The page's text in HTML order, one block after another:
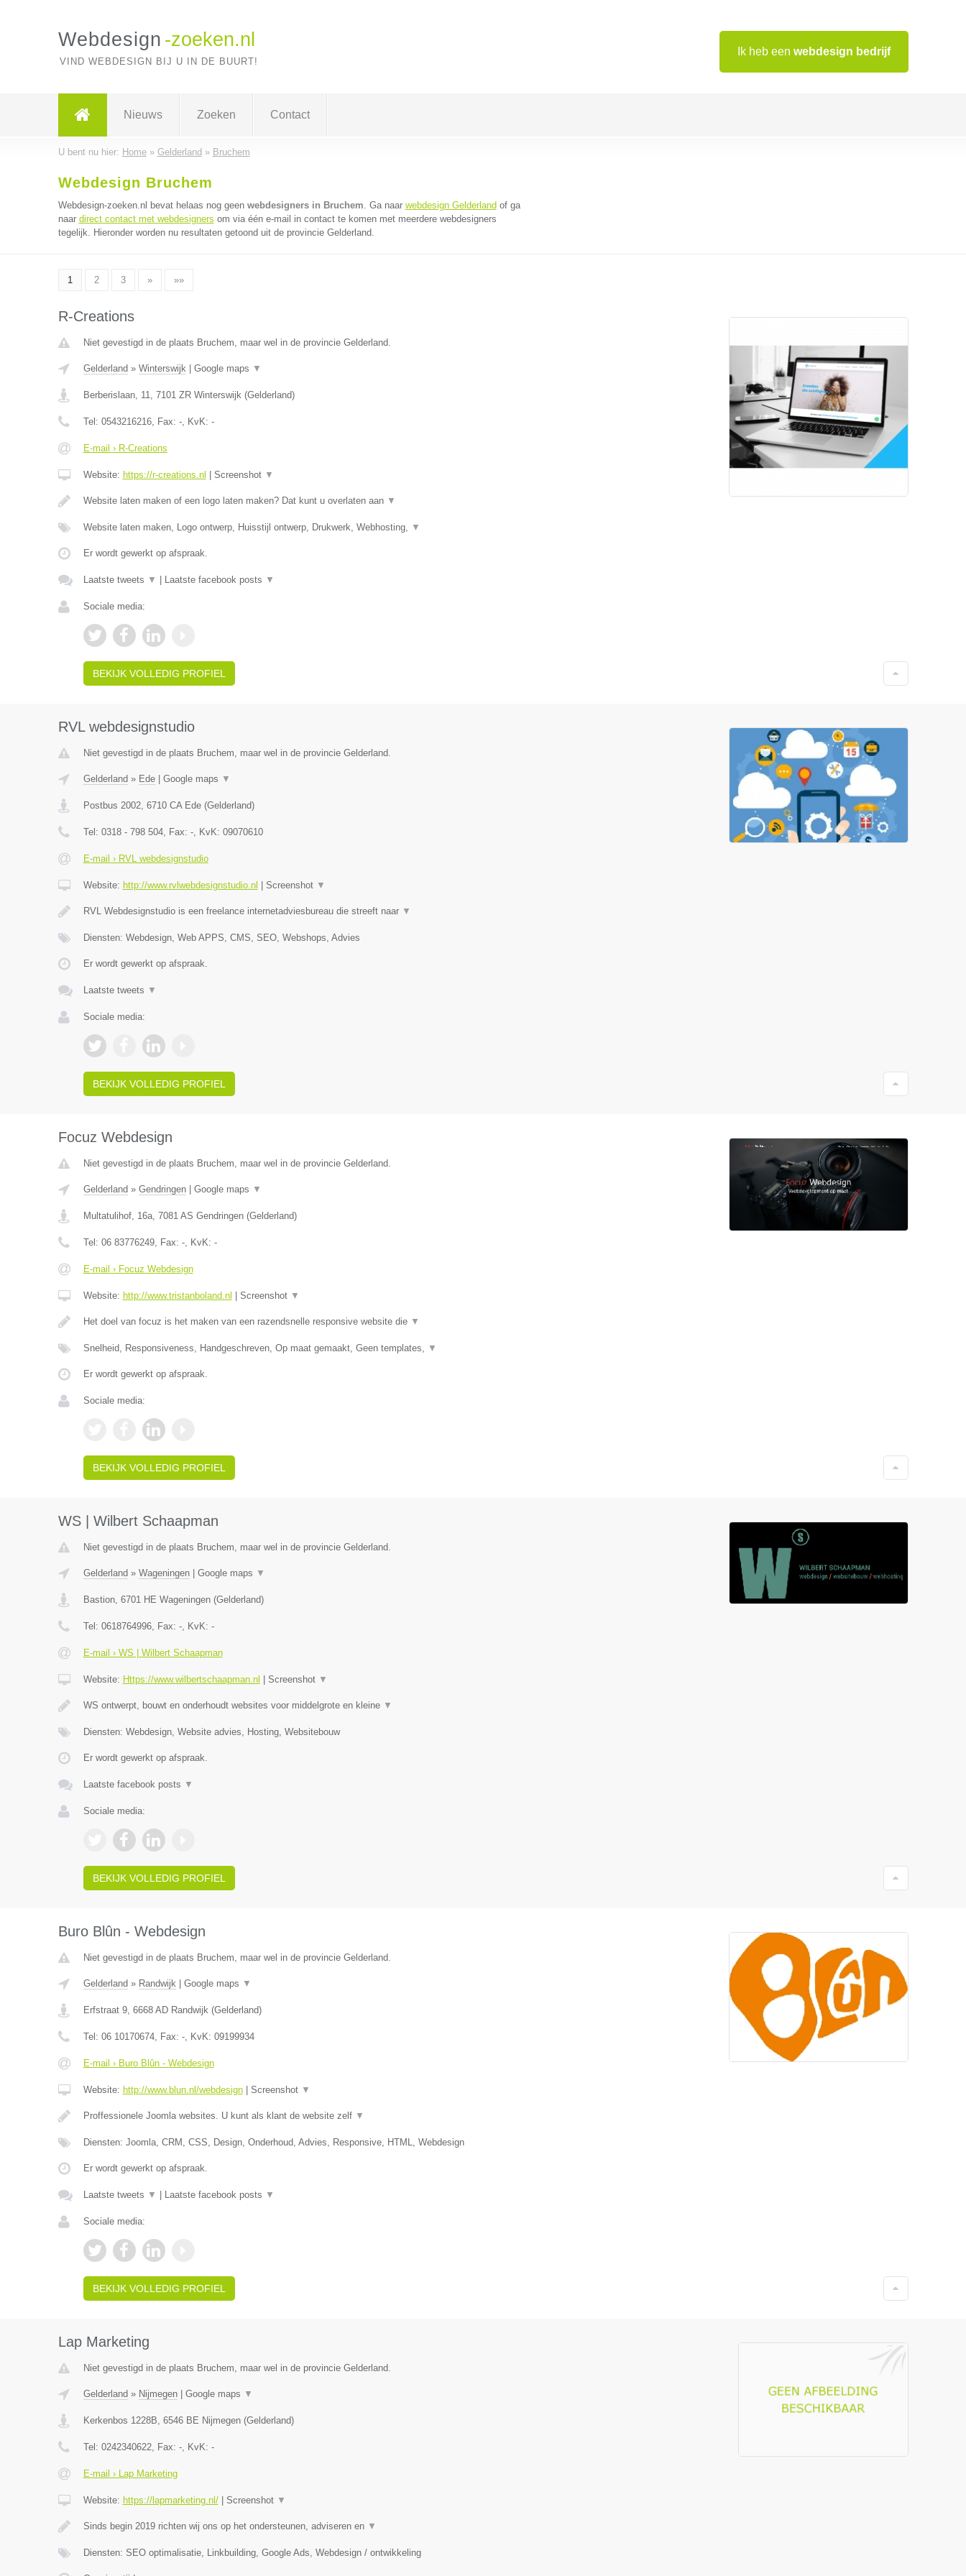
Ik heb een webdesign bedrijf
Webdesign -zoeken.nl
VIND WEBDESIGN BIJ U IN DE BUURT!
Nieuws Zoeken Contact
U bent nu hier: Home» Gelderland » Bruchem
Webdesign Bruchem
Webdesign-zoeken.nl bevat helaas nog geen webdesigners in Bruchem. Ga naar webdesign Gelderland of ga
naar direct contact met webdesigners om via één e-mail in contact te komen met meerdere webdesigners
tegelijk. Hieronder worden nu resultaten getoond uit de provincie Gelderland.
1 2 3 » »»
R-Creations
Niet gevestigd in de plaats Bruchem, maar wel in de provincie Gelderland.
Gelderland » Winterswijk| Google maps ▼
Berberislaan, 11, 7101 ZR Winterswijk(Gelderland)
Tel: 0543216216, Fax: -, KvK: -
E-mail › R-Creations
Website: https://r-creations.nl Screenshot ▼
Website laten maken of een logo laten maken? Dat kunt u overlaten aan ▼
Website laten maken, Logo ontwerp, Huisstijl ontwerp, Drukwerk, Webhosting, ▼
Er wordt gewerkt op afspraak.
Laatste tweets ▼ Laatste facebook posts ▼
Sociale media:
BEKIJK VOLLEDIG PROFIEL
RVL webdesignstudio
Niet gevestigd in de plaats Bruchem, maar wel in de provincie Gelderland.
Gelderland » Ede| Google maps ▼
Postbus 2002, 6710 CA Ede(Gelderland)
Tel: 0318 - 798 504, Fax: -, KvK: 09070610
E-mail › RVL webdesignstudio
Website: http://www.rvlwebdesignstudio.nl Screenshot ▼
RVL Webdesignstudio is een freelance internetadviesbureau die streeft naar ▼
Diensten: Webdesign, Web APPS, CMS, SEO, Webshops, Advies
Er wordt gewerkt op afspraak.
Laatste tweets ▼
Sociale media:
BEKIJK VOLLEDIG PROFIEL
Focuz Webdesign
Niet gevestigd in de plaats Bruchem, maar wel in de provincie Gelderland.
Gelderland » Gendringen| Google maps ▼
Multatulihof, 16a, 7081 AS Gendringen(Gelderland)
Tel: 06 83776249, Fax: -, KvK: -
E-mail › Focuz Webdesign
Website: http://www.tristanboland.nl Screenshot ▼
Het doel van focuz is het maken van een razendsnelle responsive website die ▼
Snelheid, Responsiveness, Handgeschreven, Op maat gemaakt, Geen templates, ▼
Er wordt gewerkt op afspraak.
Sociale media:
BEKIJK VOLLEDIG PROFIEL
WS | Wilbert Schaapman
Niet gevestigd in de plaats Bruchem, maar wel in de provincie Gelderland.
Gelderland » Wageningen| Google maps ▼
Bastion, 6701 HE Wageningen(Gelderland)
Tel: 0618764996, Fax: -, KvK: -
E-mail › WS | Wilbert Schaapman
Website: Https://www.wilbertschaapman.nl Screenshot ▼
WS ontwerpt, bouwt en onderhoudt websites voor middelgrote en kleine ▼
Diensten: Webdesign, Website advies, Hosting, Websitebouw
Er wordt gewerkt op afspraak.
Laatste facebook posts ▼
Sociale media:
BEKIJK VOLLEDIG PROFIEL
Buro Blûn - Webdesign
Niet gevestigd in de plaats Bruchem, maar wel in de provincie Gelderland.
Gelderland » Randwijk| Google maps ▼
Erfstraat 9, 6668 AD Randwijk(Gelderland)
Tel: 06 10170674, Fax: -, KvK: 09199934
E-mail › Buro Blûn - Webdesign
Website: http://www.blun.nl/webdesign| Screenshot ▼
Proffessionele Joomla websites. U kunt als klant de website zelf ▼
Diensten: Joomla, CRM, CSS, Design, Onderhoud, Advies, Responsive, HTML, Webdesign
Er wordt gewerkt op afspraak.
Laatste tweets ▼ Laatste facebook posts ▼
Sociale media:
BEKIJK VOLLEDIG PROFIEL
Lap Marketing
Niet gevestigd in de plaats Bruchem, maar wel in de provincie Gelderland.
Gelderland » Nijmegen| Google maps ▼
Kerkenbos 1228B, 6546 BE Nijmegen(Gelderland)
Tel: 0242340622, Fax: -, KvK: -
E-mail › Lap Marketing
Website: https://lapmarketing.nl/| Screenshot ▼
Sinds begin 2019 richten wij ons op het ondersteunen, adviseren en ▼
Diensten: SEO optimalisatie, Linkbuilding, Google Ads, Webdesign / ontwikkeling